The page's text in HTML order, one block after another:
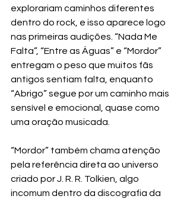
explorariam caminhos diferentes
dentro do rock, e isso aparece logo
nas primeiras audições. “Nada Me
Falta”, “Entre as Águas” e “Mordor”
entregam o peso que muitos fãs
antigos sentiam falta, enquanto
“Abrigo” segue por um caminho mais
sensível e emocional, quase como
uma oração musicada.
“Mordor” também chama atenção
pela referência direta ao universo
criado por J. R. R. Tolkien, algo
incomum dentro da discografia da